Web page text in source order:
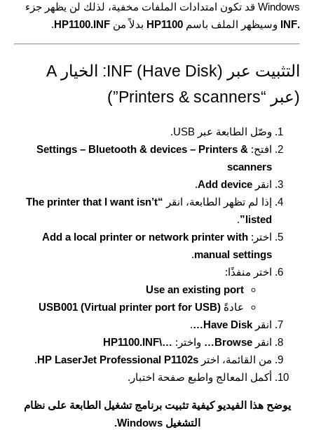
Windows قد تكون امتدادات الملفات مخفية، لذلك لن يظهر جزء
.INF
وسيظهر الملف باسم HP1100 بدلاً من HP1100.INF
.
التثبيت عبر INF (Have Disk): الخيار A
(عبر “Printers & scanners”)
وصّل الطابعة عبر USB.
افتح: Settings – Bluetooth & devices – Printers &
scanners
انقر Add device
.
إذا لم تظهر الطابعة، انقر
“The printer that I want isn’t
listed”
.
اختر: Add a local printer or network printer with
manual settings
.
اختر منفذًا:
Use an existing port
عادةً USB001 (Virtual printer port for USB)
انقر Have Disk…
.
انقر Browse… واختر: …\HP1100.INF
من القائمة، اختر HP LaserJet Professional P1102s
.
أكمل المعالج واطبع صفحة اختبار.
يوضح هذا الفيديو كيفية تثبيت برنامج تشغيل الطابعة على نظام
التشغيل Windows.